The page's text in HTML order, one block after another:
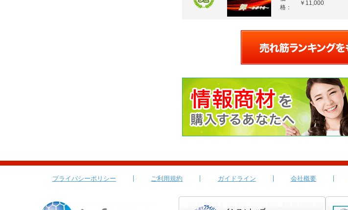
格：
￥11,000
プライバシーポリシー ご利用規約 ガイドライン 会社概要